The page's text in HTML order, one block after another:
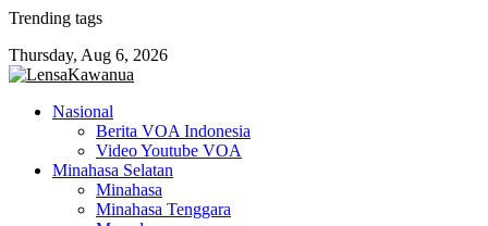
Skip
content
Trending tags
Thursday, Aug 6, 2026
Nasional
Berita VOA Indonesia
Video Youtube VOA
Minahasa Selatan
Minahasa
Minahasa Tenggara